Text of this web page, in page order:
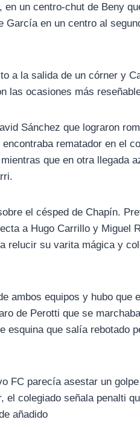
un centro-chut de Beny
en un centro al
a la salida de un córner y
las ocasiones más
Sánchez que lograron
rematador en el
que en otra llegada
el césped de Chapín.
a Hugo Carrillo y Miguel
relucir su varita mágica y
ambos equipos y hubo que
de Perotti que se
esquina que salía rebotado
FC parecía asestar un
colegiado señala penalti
añadido